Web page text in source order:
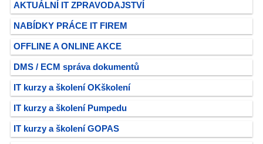
AKTUÁLNÍ IT ZPRAVODAJSTVÍ
NABÍDKY PRÁCE IT FIREM
OFFLINE A ONLINE AKCE
DMS / ECM správa dokumentů
IT kurzy a školení OKškolení
IT kurzy a školení Pumpedu
IT kurzy a školení GOPAS